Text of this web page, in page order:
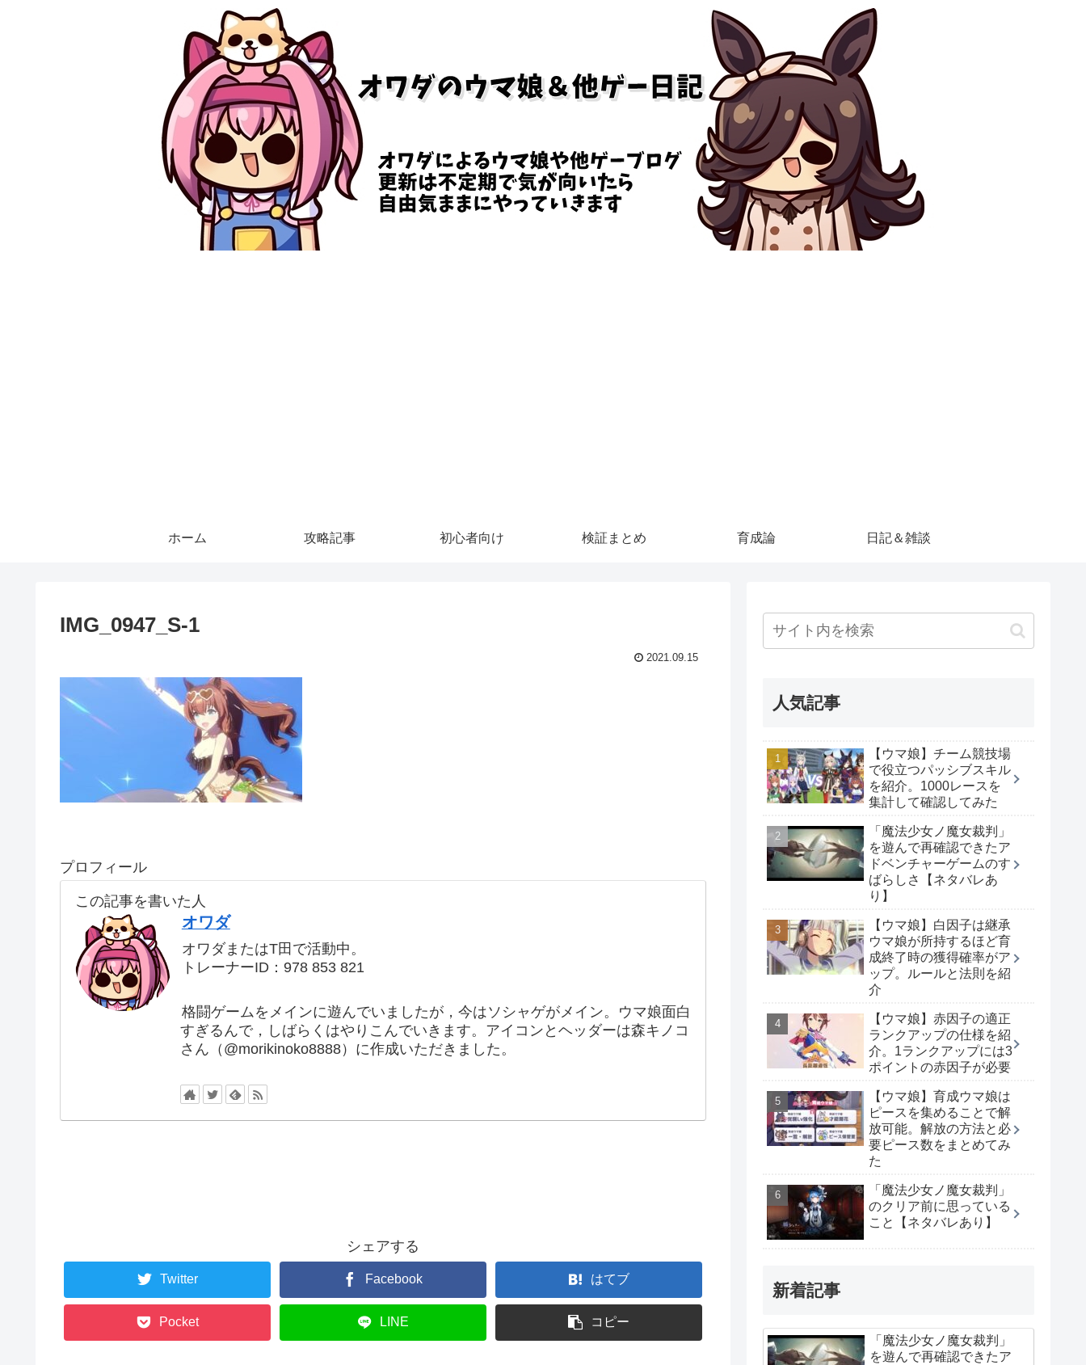
ホーム 攻略記事 初心者向け 検証まとめ 育成論 日記＆雑談
IMG_0947_S-1
2021.09.15
プロフィール
この記事を書いた人
オワダ
オワダまたはT田で活動中。
トレーナーID：978 853 821
格闘ゲームをメインに遊んでいましたが，今はソシャゲがメイン。ウマ娘面白
すぎるんで，しばらくはやりこんでいきます。アイコンとヘッダーは森キノコ
さん（@morikinoko8888）に作成いただきました。
シェアする
Twitter Facebook はてブ
Pocket LINE コピー
人気記事
【ウマ娘】チーム競技場
で役立つパッシブスキル
を紹介。1000レースを
集計して確認してみた
「魔法少女ノ魔女裁判」
を遊んで再確認できたア
ドベンチャーゲームのす
ばらしさ【ネタバレあ
り】
【ウマ娘】白因子は継承
ウマ娘が所持するほど育
成終了時の獲得確率がア
ップ。ルールと法則を紹
介
【ウマ娘】赤因子の適正
ランクアップの仕様を紹
介。1ランクアップには3
ポイントの赤因子が必要
【ウマ娘】育成ウマ娘は
ピースを集めることで解
放可能。解放の方法と必
要ピース数をまとめてみ
た
「魔法少女ノ魔女裁判」
のクリア前に思っている
こと【ネタバレあり】
新着記事
「魔法少女ノ魔女裁判」
を遊んで再確認できたア